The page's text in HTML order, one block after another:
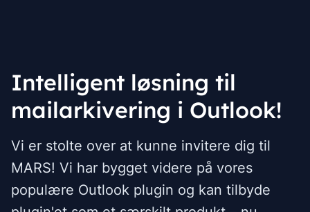
Intelligent løsning til
mailarkivering i Outlook!
Vi er stolte over at kunne invitere dig til
MARS! Vi har bygget videre på vores
populære Outlook plugin og kan tilbyde